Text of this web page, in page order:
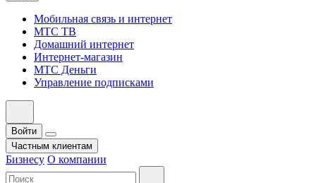
Мобильная связь и интернет
МТС ТВ
Домашний интернет
Интернет-магазин
МТС Деньги
Управление подписками
Войти
Частным клиентам
Бизнесу О компании